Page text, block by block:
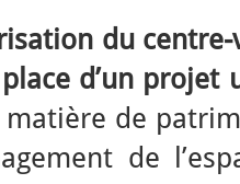
du
d’un projet
de
de